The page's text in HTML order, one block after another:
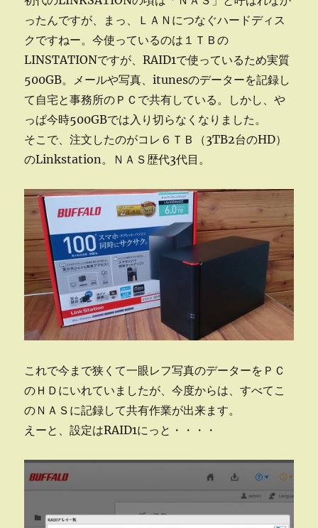
空
ら
見
ら
て
い
た
の
ったんですが、まっ、ＬＡＮにつなぐハードディス
クですねー。今使っているのは１ＴＢの
LINSTATIONですが、RAID1で使っているため実質
500GB。メールや写真、itunesのデーターを記録し
て自宅と事務所のＰＣで共有している。しかし、や
っぱ今時500GBでは入り切らなくなりました。
そこで、注文したのがコレ６ＴＢ（3TB2台のHD）
のLinkstation。ＮＡＳ歴代3代目。
これで今まで狭くて一眼レフ写真のデーターをＰＣ
のＨＤにいれていましたが、今度からは、すべてこ
のＮＡＳに記録して共有作業が出来ます。
えーと、設定はRAID1にっと・・・・